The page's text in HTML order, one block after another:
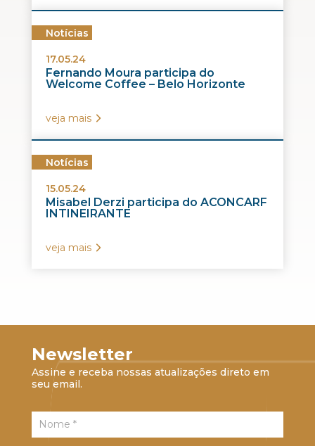
Notícias
17.05.24
Fernando Moura participa do
Welcome Coffee – Belo Horizonte
veja mais
Notícias
15.05.24
Misabel Derzi participa do ACONCARF
INTINEIRANTE
veja mais
Newsletter
Assine e receba nossas atualizações direto em
seu email.